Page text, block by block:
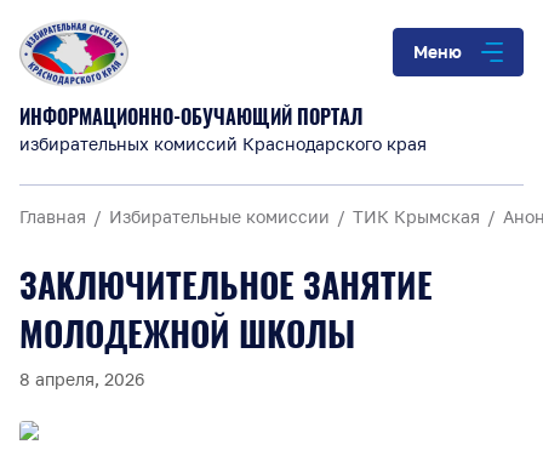
Меню
ИНФОРМАЦИОННО-ОБУЧАЮЩИЙ ПОРТАЛ
избирательных комиссий Краснодарского края
Главная Избирательные комиссии ТИК Крымская
ЗАКЛЮЧИТЕЛЬНОЕ ЗАНЯТИЕ
МОЛОДЕЖНОЙ ШКОЛЫ
8 апреля, 2026